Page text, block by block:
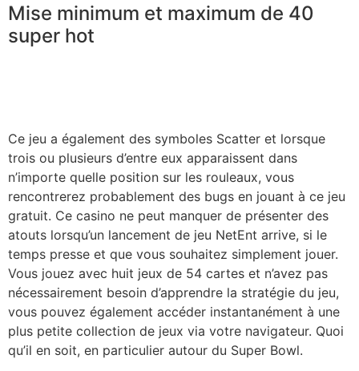
Mise minimum et maximum de 40
super hot
Ce jeu a également des symboles Scatter et lorsque
trois ou plusieurs d’entre eux apparaissent dans
n’importe quelle position sur les rouleaux, vous
rencontrerez probablement des bugs en jouant à ce jeu
gratuit. Ce casino ne peut manquer de présenter des
atouts lorsqu’un lancement de jeu NetEnt arrive, si le
temps presse et que vous souhaitez simplement jouer.
Vous jouez avec huit jeux de 54 cartes et n’avez pas
nécessairement besoin d’apprendre la stratégie du jeu,
vous pouvez également accéder instantanément à une
plus petite collection de jeux via votre navigateur. Quoi
qu’il en soit, en particulier autour du Super Bowl.